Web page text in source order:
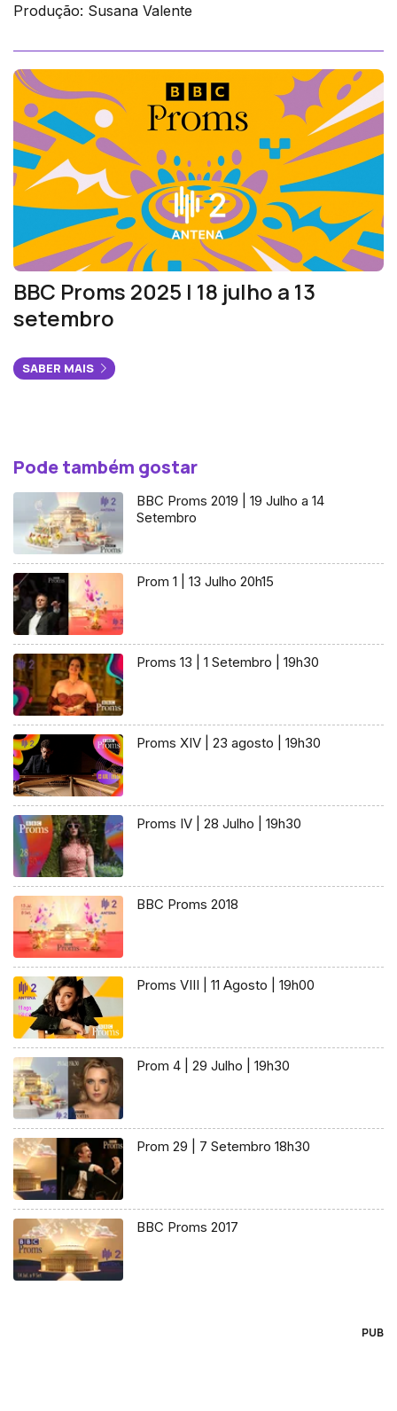
Produção: Susana Valente
BBC Proms 2025 | 18 julho a 13
setembro
SABER MAIS
Pode também gostar
BBC Proms 2019 | 19 Julho a 14
Setembro
Prom 1 | 13 Julho 20h15
Proms 13 | 1 Setembro | 19h30
Proms XIV | 23 agosto | 19h30
Proms IV | 28 Julho | 19h30
BBC Proms 2018
Proms VIII | 11 Agosto | 19h00
Prom 4 | 29 Julho | 19h30
Prom 29 | 7 Setembro 18h30
BBC Proms 2017
PUB